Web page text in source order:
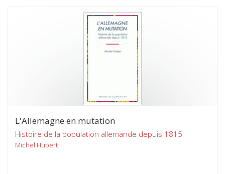
L'Allemagne en mutation
Histoire de la population allemande depuis 1815
Michel Hubert